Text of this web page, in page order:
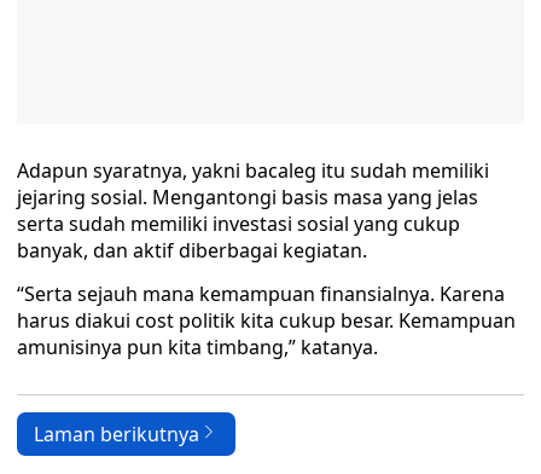
Adapun syaratnya, yakni bacaleg itu sudah memiliki
jejaring sosial. Mengantongi basis masa yang jelas
serta sudah memiliki investasi sosial yang cukup
banyak, dan aktif diberbagai kegiatan.
“Serta sejauh mana kemampuan finansialnya. Karena
harus diakui cost politik kita cukup besar. Kemampuan
amunisinya pun kita timbang,” katanya.
Laman berikutnya